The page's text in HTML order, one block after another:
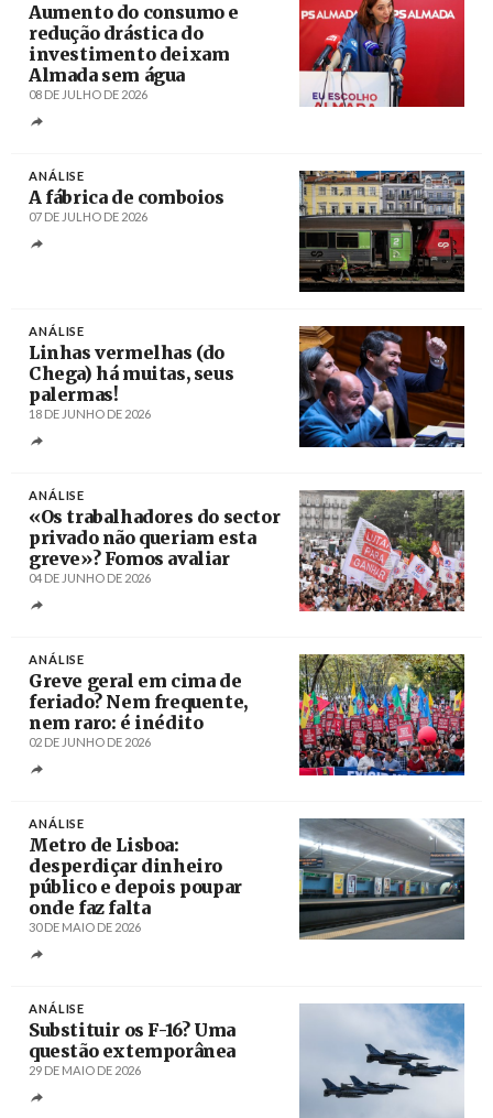
Aumento do consumo e
redução drástica do
investimento deixam
Almada sem água
08 DE JULHO DE 2026
ANÁLISE
A fábrica de comboios
07 DE JULHO DE 2026
ANÁLISE
Linhas vermelhas (do
Chega) há muitas, seus
palermas!
18 DE JUNHO DE 2026
ANÁLISE
«Os trabalhadores do sector
privado não queriam esta
greve»? Fomos avaliar
04 DE JUNHO DE 2026
ANÁLISE
Greve geral em cima de
feriado? Nem frequente,
nem raro: é inédito
02 DE JUNHO DE 2026
ANÁLISE
Metro de Lisboa:
desperdiçar dinheiro
público e depois poupar
onde faz falta
30 DE MAIO DE 2026
ANÁLISE
Substituir os F-16? Uma
questão extemporânea
29 DE MAIO DE 2026